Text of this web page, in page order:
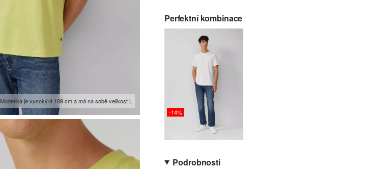
Model/ka je vysoký/á 189 cm a má na sobě velikost L
Perfektní kombinace
-14%
Podrobnosti